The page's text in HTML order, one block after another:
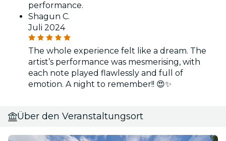
performance.
Shagun C.
Juli 2024
The whole experience felt like a dream. The
artist’s performance was mesmerising, with
each note played flawlessly and full of
emotion. A night to remember!! 😍✨
Über den Veranstaltungsort